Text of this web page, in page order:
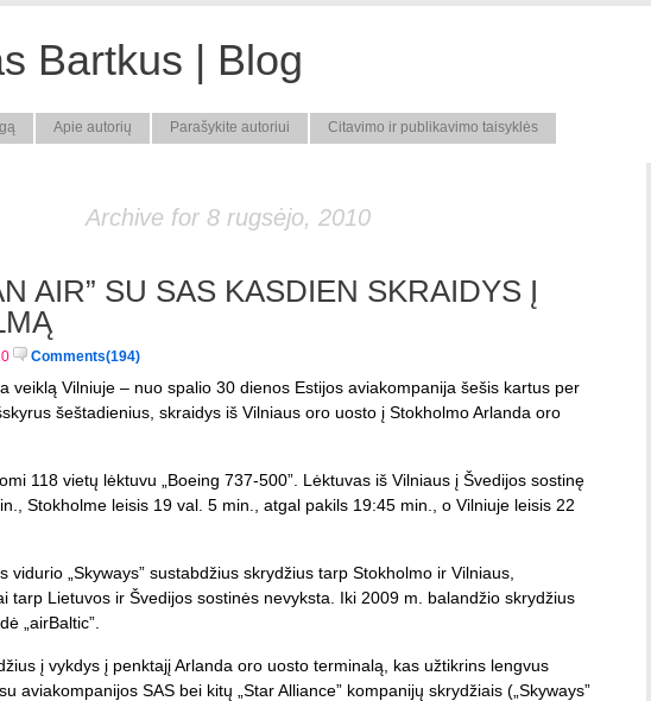
Bartkus | Blog
Apie autorių Parašykite autoriui Citavimo ir publikavimo taisyklės
Archive for 8 rugsėjo, 2010
AIR” SU SAS KASDIEN SKRAIDYS Į
Comments(194)
veiklą Vilniuje – nuo spalio 30 dienos Estijos aviakompanija šešis kartus per
šeštadienius, skraidys iš Vilniaus oro uosto į Stokholmo Arlanda oro
118 vietų lėktuvu „Boeing 737-500”. Lėktuvas iš Vilniaus į Švedijos sostinę
Stokholme leisis 19 val. 5 min., atgal pakils 19:45 min., o Vilniuje leisis 22
vidurio „Skyways” sustabdžius skrydžius tarp Stokholmo ir Vilniaus,
tarp Lietuvos ir Švedijos sostinės nevyksta. Iki 2009 m. balandžio skrydžius
„airBaltic”.
į vykdys į penktajį Arlanda oro uosto terminalą, kas užtikrins lengvus
aviakompanijos SAS bei kitų „Star Alliance” kompanijų skrydžiais („Skyways”